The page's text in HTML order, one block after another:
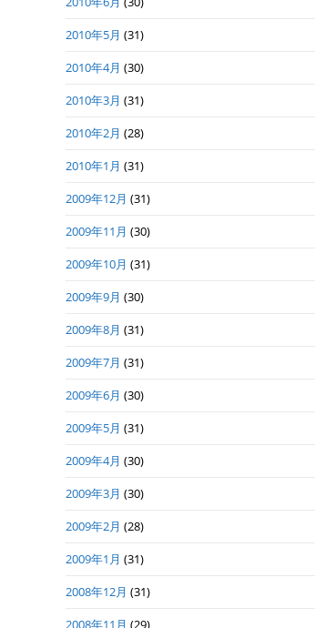
2010年5月 (31)
2010年4月 (30)
2010年3月 (31)
2010年2月 (28)
2010年1月 (31)
2009年12月 (31)
2009年11月 (30)
2009年10月 (31)
2009年9月 (30)
2009年8月 (31)
2009年7月 (31)
2009年6月 (30)
2009年5月 (31)
2009年4月 (30)
2009年3月 (30)
2009年2月 (28)
2009年1月 (31)
2008年12月 (31)
2008年11月 (29)